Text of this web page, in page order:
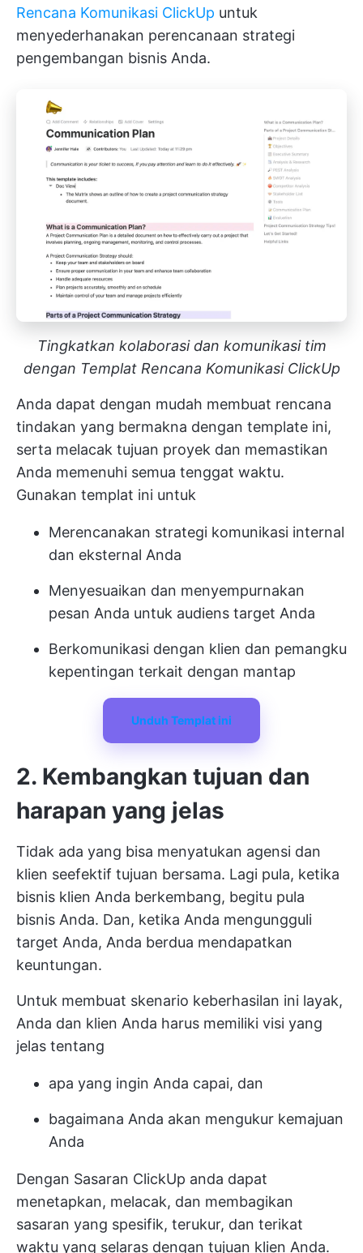
Rencana Komunikasi ClickUp untuk
menyederhanakan perencanaan strategi
pengembangan bisnis Anda.
Tingkatkan kolaborasi dan komunikasi tim
dengan Templat Rencana Komunikasi ClickUp
Anda dapat dengan mudah membuat rencana
tindakan yang bermakna dengan template ini,
serta melacak tujuan proyek dan memastikan
Anda memenuhi semua tenggat waktu.
Gunakan templat ini untuk
Merencanakan strategi komunikasi internal
dan eksternal Anda
Menyesuaikan dan menyempurnakan
pesan Anda untuk audiens target Anda
Berkomunikasi dengan klien dan pemangku
kepentingan terkait dengan mantap
Unduh Templat ini
2. Kembangkan tujuan dan
harapan yang jelas
Tidak ada yang bisa menyatukan agensi dan
klien seefektif tujuan bersama. Lagi pula, ketika
bisnis klien Anda berkembang, begitu pula
bisnis Anda. Dan, ketika Anda mengungguli
target Anda, Anda berdua mendapatkan
keuntungan.
Untuk membuat skenario keberhasilan ini layak,
Anda dan klien Anda harus memiliki visi yang
jelas tentang
apa yang ingin Anda capai, dan
bagaimana Anda akan mengukur kemajuan
Anda
Dengan Sasaran ClickUp anda dapat
menetapkan, melacak, dan membagikan
sasaran yang spesifik, terukur, dan terikat
waktu yang selaras dengan tujuan klien Anda.